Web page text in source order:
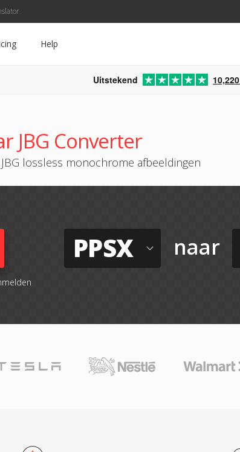
Help
Uitstekend 10,220
JBG Converter
lossless monochrome afbeeldingen
PPSX naar